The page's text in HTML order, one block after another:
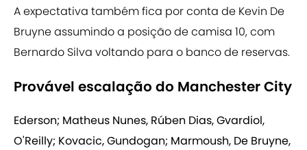
A expectativa também fica por conta de Kevin De
Bruyne assumindo a posição de camisa 10, com
Bernardo Silva voltando para o banco de reservas.
Provável escalação do Manchester City
Ederson; Matheus Nunes, Rúben Dias, Gvardiol,
O'Reilly; Kovacic, Gundogan; Marmoush, De Bruyne,